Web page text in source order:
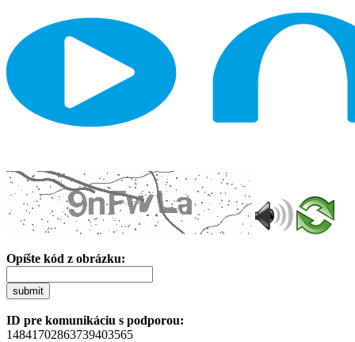
Opíšte kód z obrázku:
submit
ID pre komunikáciu s podporou:
14841702863739403565